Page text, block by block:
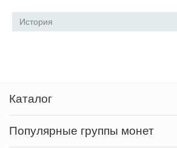
История
Каталог
Популярные группы монет